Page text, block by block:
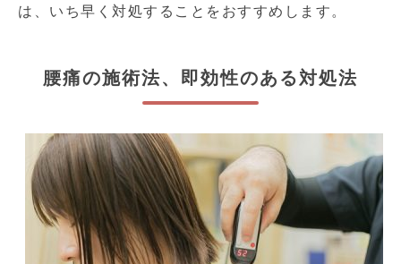
は、いち早く対処することをおすすめします。
腰痛の施術法、即効性のある対処法